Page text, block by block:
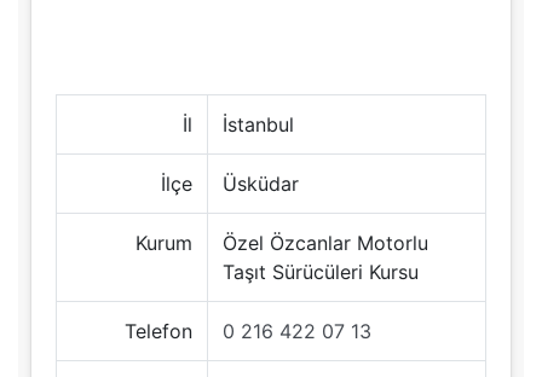
İl İstanbul
İlçe Üsküdar
Kurum
Özel Özcanlar Motorlu
Taşıt Sürücüleri Kursu
Telefon 0 216 422 07 13